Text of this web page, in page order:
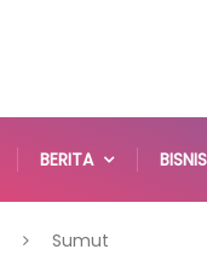
BERITA BISNIS
Sumut